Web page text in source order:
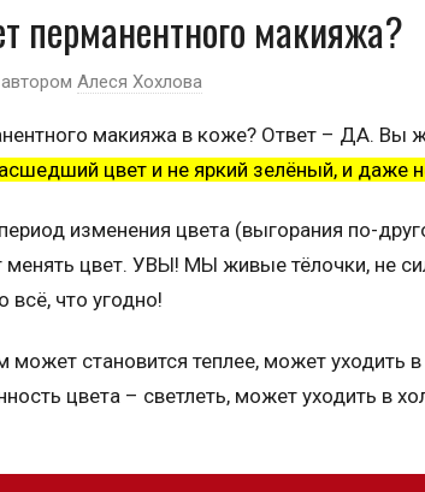
перманентного макияжа?
автором Алеся Хохлова
макияжа в коже? Ответ – ДА. Вы
цвет и не яркий зелёный, и даже
изменения цвета (выгорания по-
цвет. УВЫ! МЫ живые тёлочки, не
всё, что угодно!
может становится теплее, может уходить
цвета – светлеть, может уходить в